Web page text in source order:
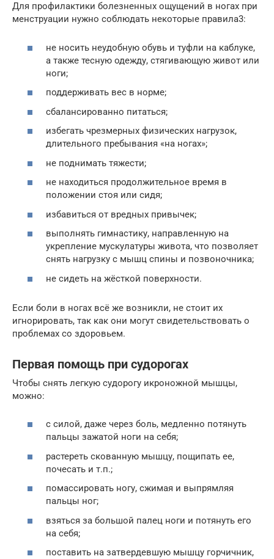
Для профилактики болезненных ощущений в ногах при
менструации нужно соблюдать некоторые правила3:
не носить неудобную обувь и туфли на каблуке,
а также тесную одежду, стягивающую живот или
ноги;
поддерживать вес в норме;
сбалансированно питаться;
избегать чрезмерных физических нагрузок,
длительного пребывания «на ногах»;
не поднимать тяжести;
не находиться продолжительное время в
положении стоя или сидя;
избавиться от вредных привычек;
выполнять гимнастику, направленную на
укрепление мускулатуры живота, что позволяет
снять нагрузку с мышц спины и позвоночника;
не сидеть на жёсткой поверхности.
Если боли в ногах всё же возникли, не стоит их
игнорировать, так как они могут свидетельствовать о
проблемах со здоровьем.
Первая помощь при судорогах
Чтобы снять легкую судорогу икроножной мышцы,
можно:
с силой, даже через боль, медленно потянуть
пальцы зажатой ноги на себя;
растереть скованную мышцу, пощипать ее,
почесать и т.п.;
помассировать ногу, сжимая и выпрямляя
пальцы ног;
взяться за большой палец ноги и потянуть его
на себя;
поставить на затвердевшую мышцу горчичник,